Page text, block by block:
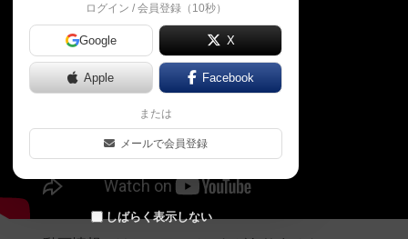
ログイン / 会員登録（10秒）
Google X
Apple Facebook
または
メールで会員登録
しばらく表示しない